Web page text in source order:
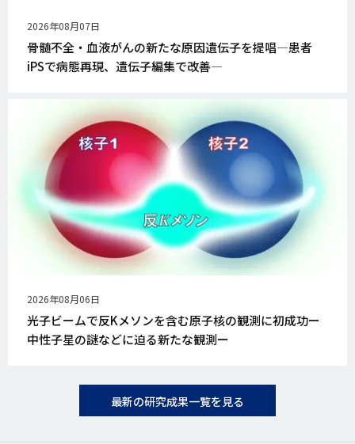
公
開
日
2026年08月07日
骨髄不全・血液がんの新たな原因遺伝子を提唱―患者
iPSで病態再現、遺伝子編集で改善―
公
開
日
2026年08月06日
光子ビームで反Kメソンを含む原子核の観測に初成功ー
中性子星の謎などに迫る新たな観測ー
最新の研究成果一覧を見る